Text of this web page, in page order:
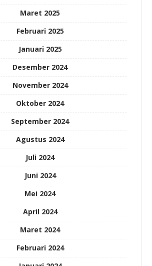
Maret 2025
Februari 2025
Januari 2025
Desember 2024
November 2024
Oktober 2024
September 2024
Agustus 2024
Juli 2024
Juni 2024
Mei 2024
April 2024
Maret 2024
Februari 2024